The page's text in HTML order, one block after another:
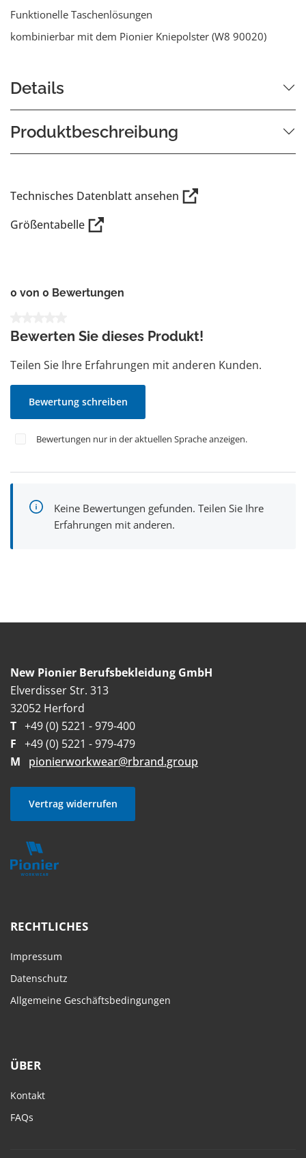
Funktionelle Taschenlösungen
kombinierbar mit dem Pionier Kniepolster (W8 90020)
Details
Produktbeschreibung
Technisches Datenblatt ansehen
Größentabelle
0 von 0 Bewertungen
Bewerten Sie dieses Produkt!
Teilen Sie Ihre Erfahrungen mit anderen Kunden.
Bewertung schreiben
Bewertungen nur in der aktuellen Sprache anzeigen.
Keine Bewertungen gefunden. Teilen Sie Ihre
Erfahrungen mit anderen.
New Pionier Berufsbekleidung GmbH
Elverdisser Str. 313
32052 Herford
T +49 (0) 5221 - 979-400
F +49 (0) 5221 - 979-479
M
pionierworkwear@rbrand.group
Vertrag widerrufen
RECHTLICHES
Impressum
Datenschutz
Allgemeine Geschäftsbedingungen
ÜBER
Kontakt
FAQs